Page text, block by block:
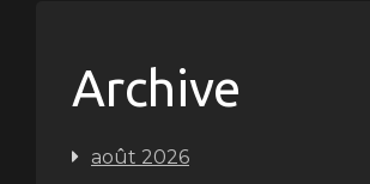
Archive
août 2026